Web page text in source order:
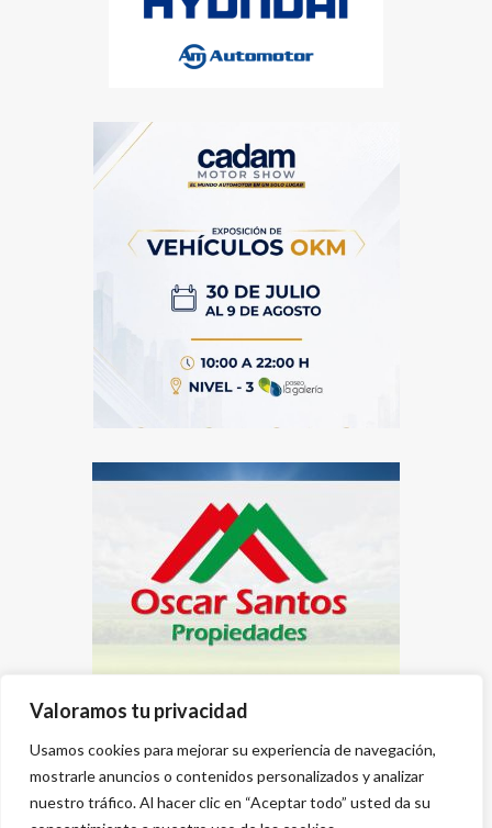
Valoramos tu privacidad
Usamos cookies para mejorar su experiencia de navegación,
mostrarle anuncios o contenidos personalizados y analizar
nuestro tráfico. Al hacer clic en “Aceptar todo” usted da su